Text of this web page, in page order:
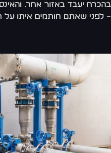
יעבד באזור אחר.
לפני שאתם חותמים איתו על